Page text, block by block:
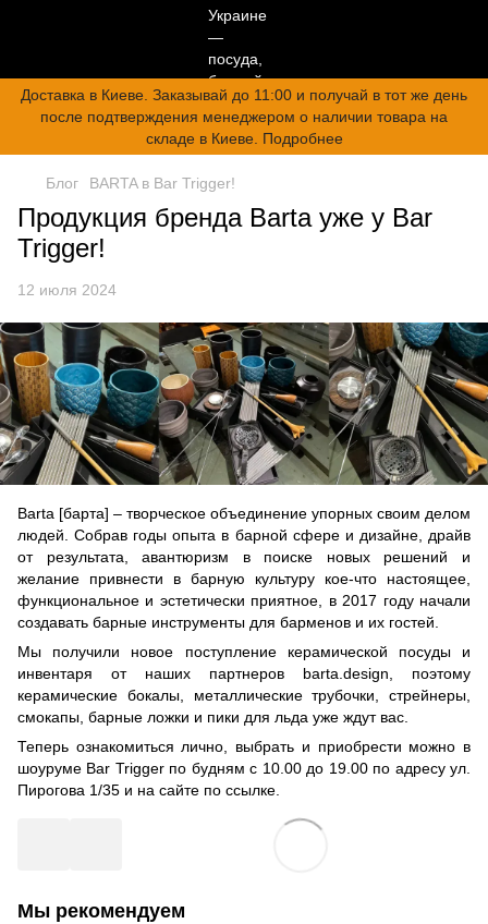
Доставка в Киеве. Заказывай до 11:00 и получай в тот же день
после подтверждения менеджером о наличии товара на
складе в Киеве. Подробнее
Блог BARTA в Bar Trigger!
Продукция бренда Barta уже у Bar
Trigger!
12 июля 2024
Barta [барта] – творческое объединение упорных своим делом
людей. Собрав годы опыта в барной сфере и дизайне, драйв
от результата, авантюризм в поиске новых решений и
желание привнести в барную культуру кое-что настоящее,
функциональное и эстетически приятное, в 2017 году начали
создавать барные инструменты для барменов и их гостей.
Мы получили новое поступление керамической посуды и
инвентаря от наших партнеров barta.design, поэтому
керамические бокалы, металлические трубочки, стрейнеры,
смокапы, барные ложки и пики для льда уже ждут вас.
Теперь ознакомиться лично, выбрать и приобрести можно в
шоуруме Bar Trigger по будням с 10.00 до 19.00 по адресу ул.
Пирогова 1/35 и на сайте по ссылке.
Мы рекомендуем